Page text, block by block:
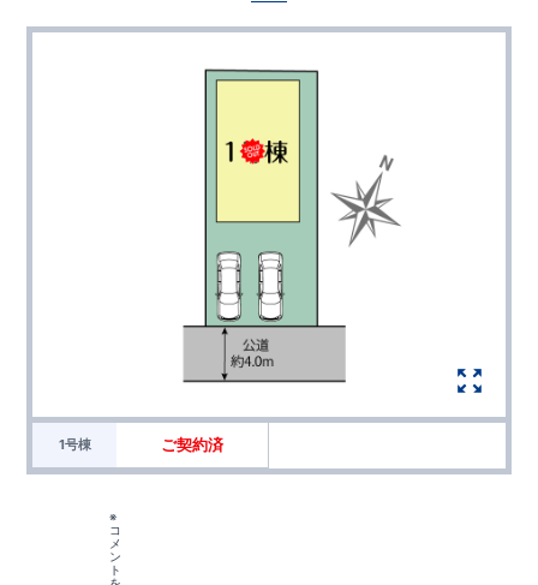
1号棟 ご契約済
※
コ
メ
ン
ト